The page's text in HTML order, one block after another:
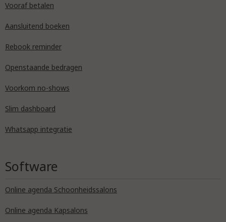
Vooraf betalen
Aansluitend boeken
Rebook reminder
Openstaande bedragen
Voorkom no-shows
Slim dashboard
Whatsapp integratie
Software
Online agenda Schoonheidssalons
Online agenda Kapsalons